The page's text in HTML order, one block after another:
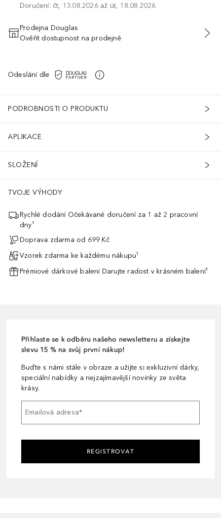
Doručení: čt, 13.08.2026 až út, 18.08.2026
PŘIDAT DO KOŠÍKU
Prodejna Douglas
Ověřit dostupnost na prodejně
Odeslání dle
PODROBNOSTI O PRODUKTU
APLIKACE
SLOŽENÍ
TVOJE VÝHODY
Rychlé dodání Očekávané doručení za 1 až 2 pracovní
dny¹
Doprava zdarma od 699 Kč
Vzorek zdarma ke každému nákupu¹
Prémiové dárkové balení Darujte radost v krásném balení¹
Přihlaste se k odběru našeho newsletteru a získejte
slevu 15 % na svůj první nákup!
Buďte s námi stále v obraze a užijte si exkluzivní dárky,
speciální nabídky a nejzajímavější novinky ze světa
krásy.
Emailová adresa*
REGISTROVAT